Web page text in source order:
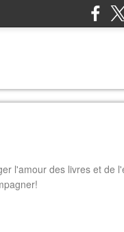
l'amour des livres et de